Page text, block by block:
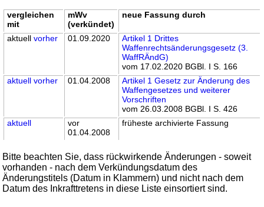
vergleichen
mit
mWv
(verkündet)
neue Fassung durch
aktuellvorher 01.09.2020
Artikel 1 Drittes
Waffenrechtsänderungsgesetz (3.
WaffRÄndG)
vom 17.02.2020 BGBl. I S. 166
aktuell vorher 01.04.2008
Artikel 1 Gesetz zur Änderung des
Waffengesetzes und weiterer
Vorschriften
vom 26.03.2008 BGBl. I S. 426
aktuell
vor
01.04.2008
früheste archivierte Fassung
Bitte beachten Sie, dass rückwirkende Änderungen - soweit
vorhanden - nach dem Verkündungsdatum des
Änderungstitels (Datum in Klammern) und nicht nach dem
Datum des Inkrafttretens in diese Liste einsortiert sind.